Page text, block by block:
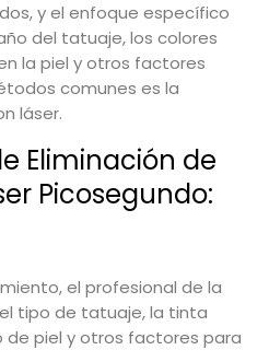
y el enfoque específico
del tatuaje, los colores
la piel y otros factores
comunes es la
láser.
Eliminación de
Picosegundo:
el profesional de la
tipo de tatuaje, la tinta
de piel y otros factores para